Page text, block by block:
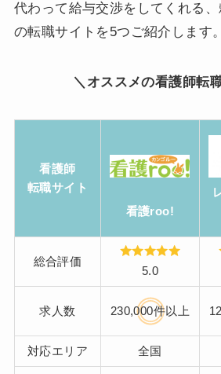
代わって給与交渉をしてくれる
の転職サイトを5つご紹介します。
＼オススメの看護師転
看護師
転職サイト
看護roo!
総合評価
5.0
求人数 230,000件以上
対応エリア 全国